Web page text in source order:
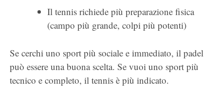
Il tennis richiede più preparazione fisica
(campo più grande, colpi più potenti)
Se cerchi uno sport più sociale e immediato, il padel
può essere una buona scelta. Se vuoi uno sport più
tecnico e completo, il tennis è più indicato.